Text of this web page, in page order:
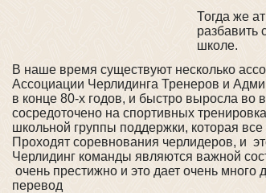
Тогда же
разбавить
школе.
В наше время существуют несколько
Ассоциации Черлидинга Тренеров и
в конце 80-х годов, и быстро выросла во
сосредоточено на спортивных
школьной группы поддержки, которая
Проходят соревнования черлидеров, и
Черлидинг команды являются важной
очень престижно и это дает очень
перевод